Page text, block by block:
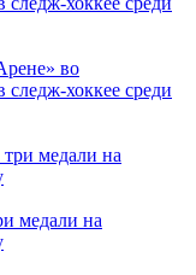
во
хоккее среди
медали на